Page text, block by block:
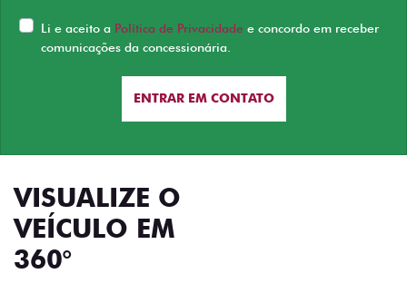
Li e aceito a Política de Privacidade e concordo em receber
comunicações da concessionária.
ENTRAR EM CONTATO
VISUALIZE O
VEÍCULO EM
360°